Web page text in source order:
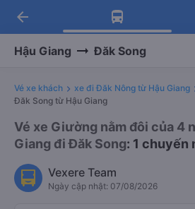
Tải app Vexere ngay!
Nhận ưu đãi thành viên
Tải app Vexere
-30k/ghế khi đặt vé máy
arrow_back
Hậu Giang Đăk Song
Vé xe khách xe đi Đăk Nông từ Hậu Giang
Đăk Song từ Hậu Giang
Vé xe Giường nằm đôi của 4
Giang đi Đăk Song: 1 chuyến
Vexere Team
Ngày cập nhật: 07/08/2026